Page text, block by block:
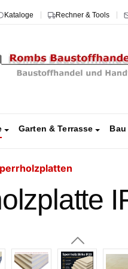
springen
Kataloge Rechner & Tools
Garten & Terrasse Bau